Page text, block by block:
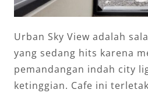
Urban Sky View adalah
yang sedang hits karena
pemandangan indah city
ketinggian. Cafe ini